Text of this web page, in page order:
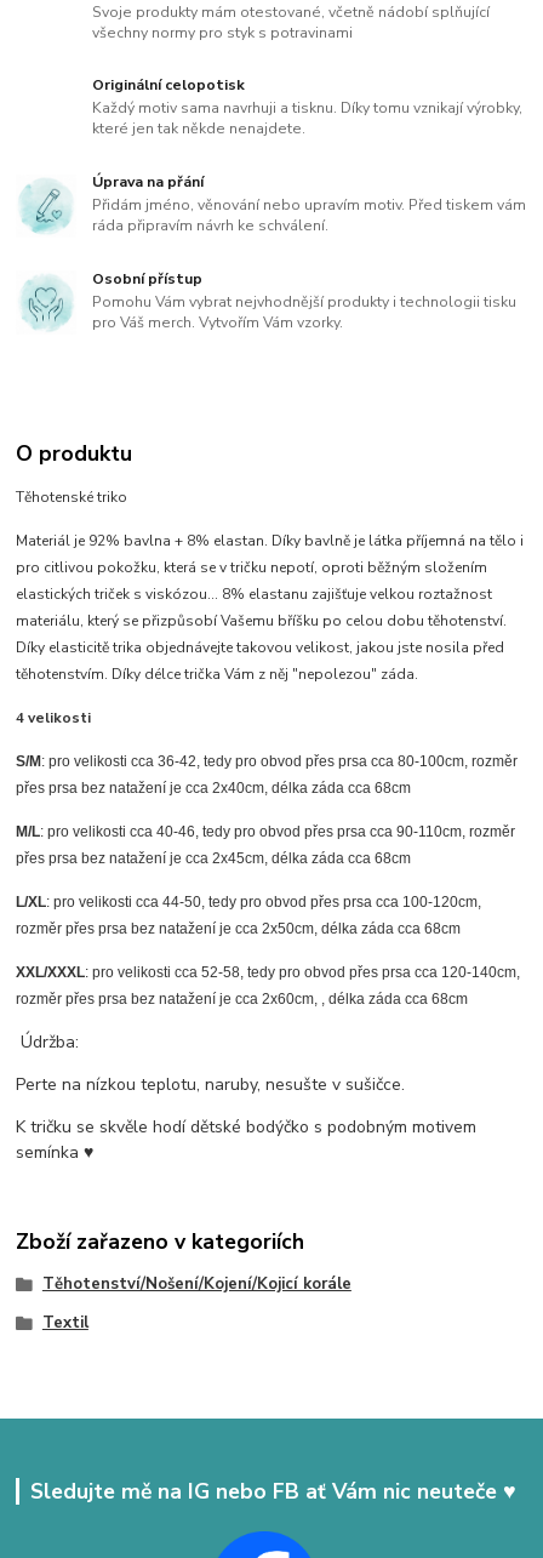
Svoje produkty mám otestované, včetně nádobí splňující
všechny normy pro styk s potravinami
Originální celopotisk
Každý motiv sama navrhuji a tisknu. Díky tomu vznikají výrobky,
které jen tak někde nenajdete.
Úprava na přání
Přidám jméno, věnování nebo upravím motiv. Před tiskem vám
ráda připravím návrh ke schválení.
Osobní přístup
Pomohu Vám vybrat nejvhodnější produkty i technologii tisku
pro Váš merch. Vytvořím Vám vzorky.
O produktu
Těhotenské triko
Materiál je 92% bavlna + 8% elastan. Díky bavlně je látka příjemná na tělo i
pro citlivou pokožku, která se v tričku nepotí, oproti běžným složením
elastických triček s viskózou... 8% elastanu zajišťuje velkou roztažnost
materiálu, který se přizpůsobí Vašemu bříšku po celou dobu těhotenství.
Díky elasticitě trika objednávejte takovou velikost, jakou jste nosila před
těhotenstvím. Díky délce trička Vám z něj "nepolezou" záda.
4 velikosti
S/M: pro velikosti cca 36-42, tedy pro obvod přes prsa cca 80-100cm, rozměr
přes prsa bez natažení je cca 2x40cm, délka záda cca 68cm
M/L: pro velikosti cca 40-46, tedy pro obvod přes prsa cca 90-110cm, rozměr
přes prsa bez natažení je cca 2x45cm, délka záda cca 68cm
L/XL: pro velikosti cca 44-50, tedy pro obvod přes prsa cca 100-120cm,
rozměr přes prsa bez natažení je cca 2x50cm, délka záda cca 68cm
XXL/XXXL: pro velikosti cca 52-58, tedy pro obvod přes prsa cca 120-140cm,
rozměr přes prsa bez natažení je cca 2x60cm, , délka záda cca 68cm
Údržba:
Perte na nízkou teplotu, naruby, nesušte v sušičce.
K tričku se skvěle hodí dětské bodýčko s podobným motivem
semínka ♥
Zboží zařazeno v kategoriích
Těhotenství/Nošení/Kojení/Kojicí korále
Textil
Sledujte mě na IG nebo FB ať Vám nic neuteče ♥